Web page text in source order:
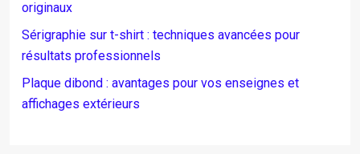
originaux
Sérigraphie sur t-shirt : techniques avancées pour
résultats professionnels
Plaque dibond : avantages pour vos enseignes et
affichages extérieurs